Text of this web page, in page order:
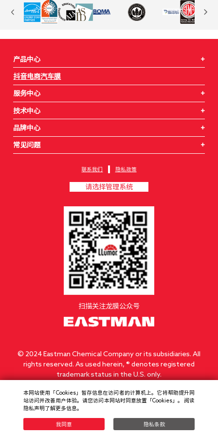
本网站使用「Cookies」暂存信息在访问者的计算机上。它将帮助提升网
站访问并改善用户体验。请您访问本网站时同意放置「Cookies」。 阅读
隐私声明了解更多信息。
我同意 隐私条款
产品中心 +
抖音电商汽车膜
服务中心 +
技术中心 +
品牌中心 +
常见问题 +
联系我们 隐私政策
请选择管理系统
扫描关注龙膜公众号
© 2024 Eastman Chemical Company or its subsidiaries. All
rights reserved. As used herein, ® denotes registered
trademark status in the U.S. only.
公司: 首诺国际贸易（上海）有限公司
邮编：201210 电话: (86)21 6120-8700
地址: 上海市浦东新区盛夏路399弄亚芯科技园3号楼